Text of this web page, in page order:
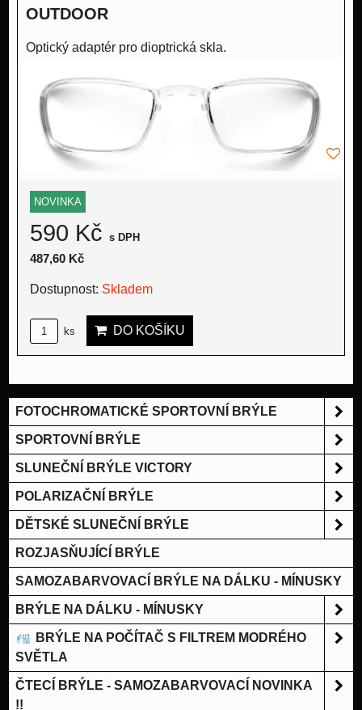
OUTDOOR
Optický adaptér pro dioptrická skla.
NOVINKA
590 Kč s DPH
487,60 Kč
Dostupnost: Skladem
ks DO KOŠÍKU
FOTOCHROMATICKÉ SPORTOVNÍ BRÝLE
SPORTOVNÍ BRÝLE
SLUNEČNÍ BRÝLE VICTORY
POLARIZAČNÍ BRÝLE
DĚTSKÉ SLUNEČNÍ BRÝLE
ROZJASŇUJÍCÍ BRÝLE
SAMOZABARVOVACÍ BRÝLE NA DÁLKU - MÍNUSKY
BRÝLE NA DÁLKU - MÍNUSKY
BRÝLE NA POČÍTAČ S FILTREM MODRÉHO
SVĚTLA
ČTECÍ BRÝLE - SAMOZABARVOVACÍ NOVINKA
!!